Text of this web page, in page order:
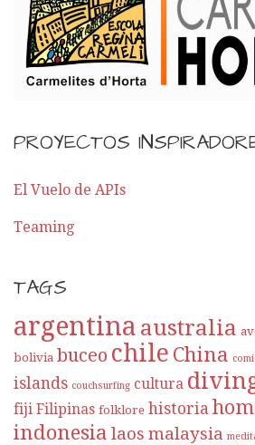
o
r
E
n
t
r
d
a
PROYECTOS
El Vuelo de APIs
Teaming
TAGS
argentina australia
bolivia buceo chile China
islands couchsurfing cultura
fiji Filipinas folklore historia
indonesia laos malaysia